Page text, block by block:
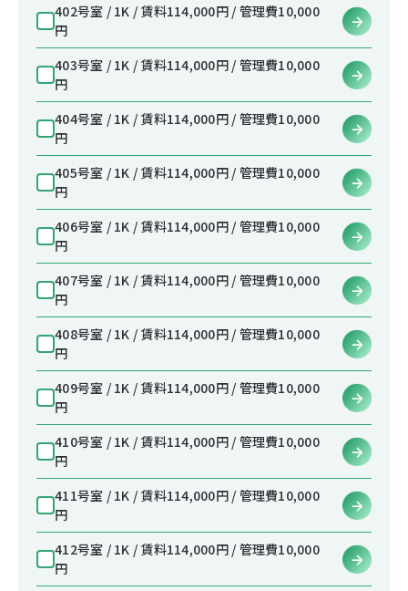
402号室 / 1K / 賃料114,000円 / 管理費10,000
円
403号室 / 1K / 賃料114,000円 / 管理費10,000
円
404号室 / 1K / 賃料114,000円 / 管理費10,000
円
405号室 / 1K / 賃料114,000円 / 管理費10,000
円
406号室 / 1K / 賃料114,000円 / 管理費10,000
円
407号室 / 1K / 賃料114,000円 / 管理費10,000
円
408号室 / 1K / 賃料114,000円 / 管理費10,000
円
409号室 / 1K / 賃料114,000円 / 管理費10,000
円
410号室 / 1K / 賃料114,000円 / 管理費10,000
円
411号室 / 1K / 賃料114,000円 / 管理費10,000
円
412号室 / 1K / 賃料114,000円 / 管理費10,000
円